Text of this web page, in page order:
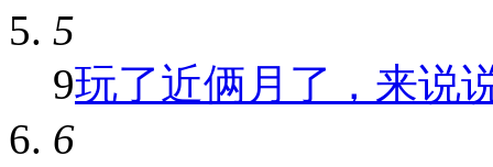
5
9玩了近俩月了，来说
6